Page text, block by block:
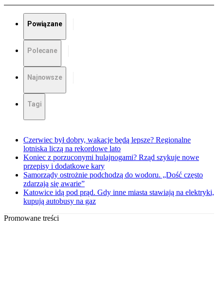
Powiązane
Polecane
Najnowsze
Tagi
Czerwiec był dobry, wakacje będą lepsze? Regionalne
lotniska liczą na rekordowe lato
Koniec z porzuconymi hulajnogami? Rząd szykuje nowe
przepisy i dodatkowe kary
Samorządy ostrożnie podchodzą do wodoru. „Dość często
zdarzają się awarie”
Katowice idą pod prąd. Gdy inne miasta stawiają na elektryki,
kupują autobusy na gaz
Promowane treści